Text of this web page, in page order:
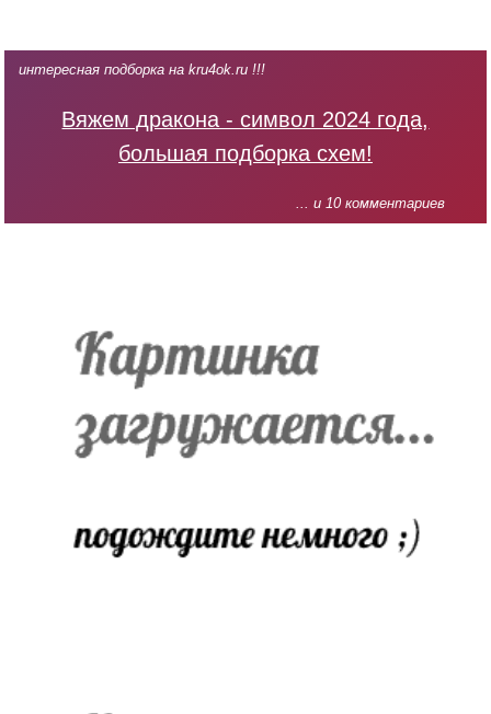
интересная подборка на kru4ok.ru !!!
Вяжем дракона - символ 2024 года,
большая подборка схем!
... и 10 комментариев